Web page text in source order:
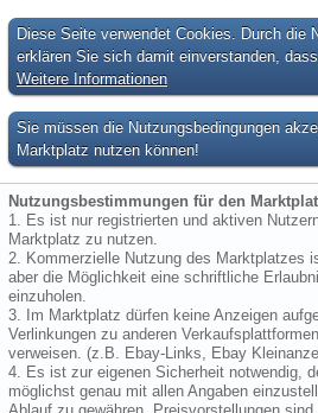
Diese Seite verwendet Cookies. Durch die
erklären Sie sich damit einverstanden,
Weitere Informationen
Sie müssen die Nutzungsbedingungen
Marktplatz nutzen können!
Nutzungsbestimmungen für den
1. Es ist nur registrierten und aktiven
Marktplatz zu nutzen.
2. Kommerzielle Nutzung des Marktplatzes
aber die Möglichkeit eine schriftliche
einzuholen.
3. Im Marktplatz dürfen keine Anzeigen
Verlinkungen zu anderen
verweisen. (z.B. Ebay-Links, Ebay
4. Es ist zur eigenen Sicherheit notwendig,
möglichst genau mit allen Angaben